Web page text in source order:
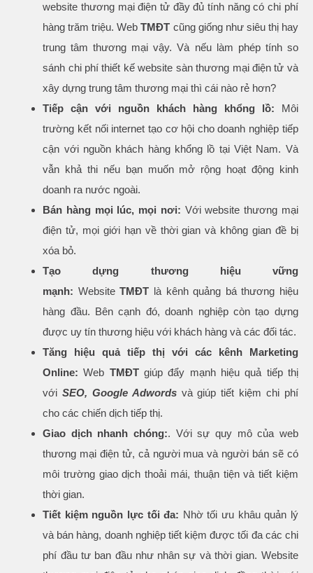
website thương mại điện tử đầy đủ tính năng có chi phí
hàng trăm triệu. Web TMĐT cũng giống như siêu thị hay
trung tâm thương mại vậy. Và nếu làm phép tính so
sánh chi phí thiết kế website sàn thương mại điện tử và
xây dựng trung tâm thương mại thì cái nào rẻ hơn?
Tiếp cận với nguồn khách hàng khổng lồ: Môi
trường kết nối internet tạo cơ hội cho doanh nghiệp tiếp
cận với nguồn khách hàng khổng lồ tại Việt Nam. Và
vẫn khả thi nếu bạn muốn mở rộng hoạt động kinh
doanh ra nước ngoài.
Bán hàng mọi lúc, mọi nơi: Với website thương mại
điện tử, mọi giới hạn về thời gian và không gian đề bị
xóa bỏ.
Tạo dựng thương hiệu vững
mạnh: WebsiteTMĐT là kênh quảng bá thương hiệu
hàng đầu. Bên cạnh đó, doanh nghiệp còn tạo dựng
được uy tín thương hiệu với khách hàng và các đối tác.
Tăng hiệu quả tiếp thị với các kênh Marketing
Online: Web TMĐTgiúp đẩy mạnh hiệu quả tiếp thị
với SEO, Google Adwordsvà giúp tiết kiệm chi phí
cho các chiến dịch tiếp thị.
Giao dịch nhanh chóng:. Với sự quy mô của web
thương mại điện tử, cả người mua và người bán sẽ có
môi trường giao dịch thoải mái, thuận tiện và tiết kiệm
thời gian.
Tiết kiệm nguồn lực tối đa: Nhờ tối ưu khâu quản lý
và bán hàng, doanh nghiệp tiết kiệm được tối đa các chi
phí đầu tư ban đầu như nhân sự và thời gian. Website